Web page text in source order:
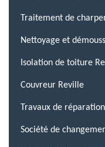
Traitement de
Nettoyage et
Isolation de toiture
Couvreur Reville
Travaux de
Société de